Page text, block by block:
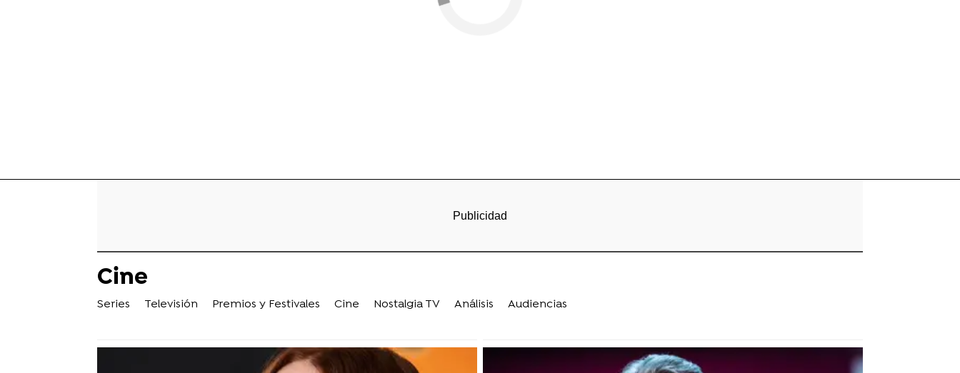
Cine
Series Televisión Premios y Festivales Cine Nostalgia TV Análisis Audiencias